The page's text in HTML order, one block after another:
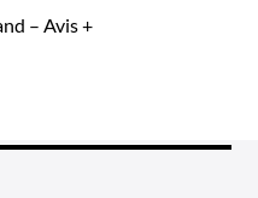
– Avis +